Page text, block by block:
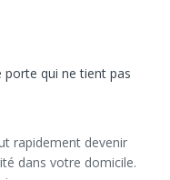
qui ne tient pas
rapidement devenir
dans votre domicile.